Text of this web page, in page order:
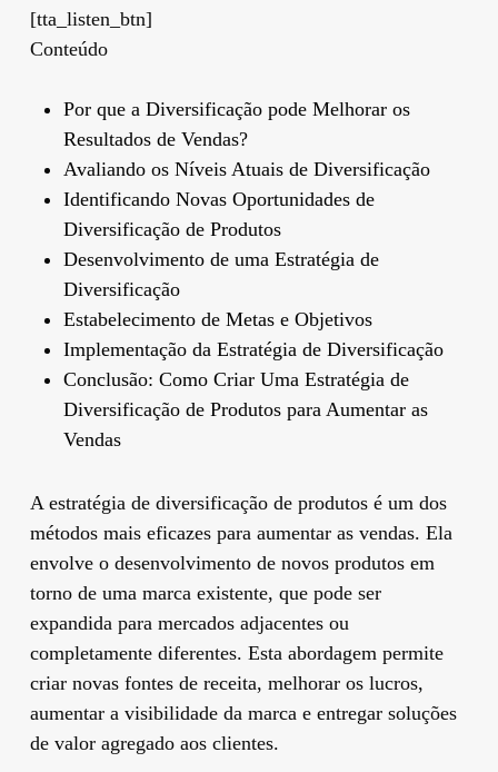
[tta_listen_btn]
Conteúdo
Por que a Diversificação pode Melhorar os
Resultados de Vendas?
Avaliando os Níveis Atuais de Diversificação
Identificando Novas Oportunidades de
Diversificação de Produtos
Desenvolvimento de uma Estratégia de
Diversificação
Estabelecimento de Metas e Objetivos
Implementação da Estratégia de Diversificação
Conclusão: Como Criar Uma Estratégia de
Diversificação de Produtos para Aumentar as
Vendas
A estratégia de diversificação de produtos é um dos
métodos mais eficazes para aumentar as vendas. Ela
envolve o desenvolvimento de novos produtos em
torno de uma marca existente, que pode ser
expandida para mercados adjacentes ou
completamente diferentes. Esta abordagem permite
criar novas fontes de receita, melhorar os lucros,
aumentar a visibilidade da marca e entregar soluções
de valor agregado aos clientes.